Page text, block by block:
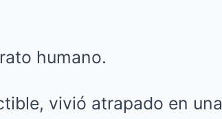
humano.
vivió atrapado en una